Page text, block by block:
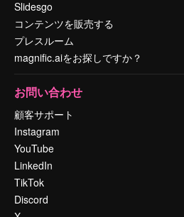
Slidesgo
コンテンツを販売する
プレスルーム
magnific.aiをお探しですか？
お問い合わせ
顧客サポート
Instagram
YouTube
LinkedIn
TikTok
Discord